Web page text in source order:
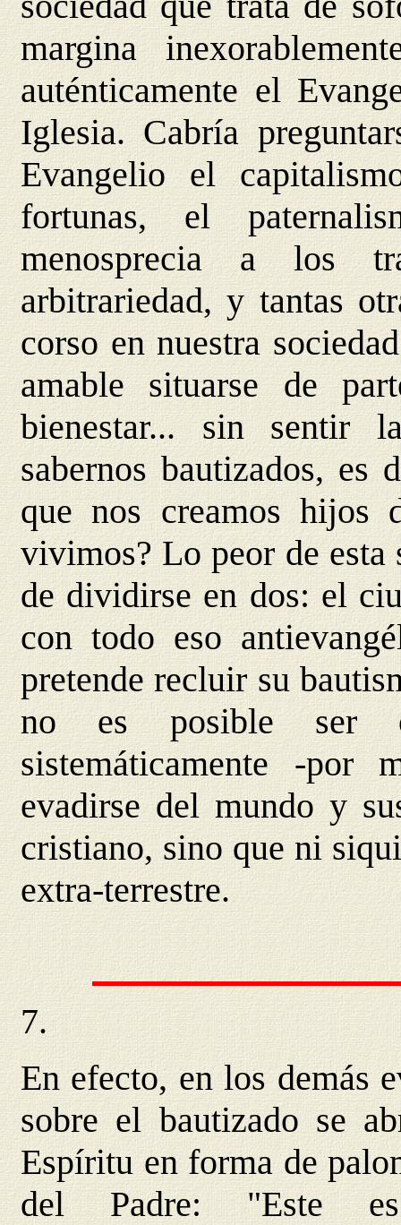
margina
auténticamente el
Iglesia. Cabría
Evangelio el
fortunas, el
menosprecia a los
arbitrariedad, y tantas
corso en nuestra
amable situarse de
bienestar... sin sentir
sabernos bautizados,
que nos creamos hijos
vivimos? Lo peor de esta
de dividirse en dos: el
con todo eso
pretende recluir su
no es posible ser
sistemáticamente -por
evadirse del mundo y
cristiano, sino que ni
extra-terrestre.
7.
En efecto, en los demás
sobre el bautizado se
Espíritu en forma de
del Padre: "Este